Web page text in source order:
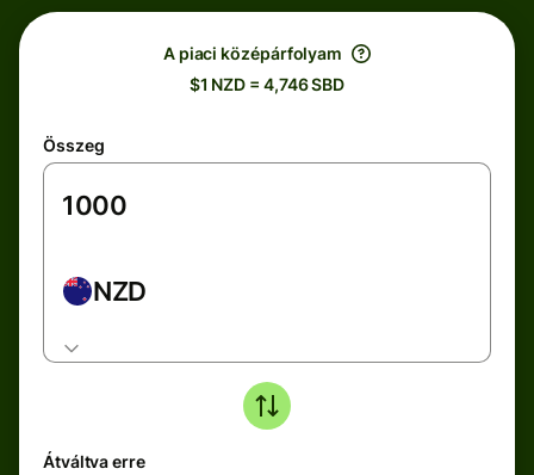
A piaci középárfolyam
$1 NZD = 4,746 SBD
Összeg
NZD
Átváltva erre